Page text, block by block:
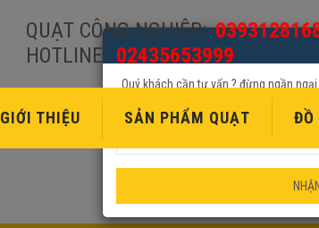
QUẠT CÔNG NGHIỆP:
HOTLINE: 02435653999
GIỚI THIỆU SẢN PHẨM QUẠT ĐỒ
Quý khách cần tư vấn ? đừng ngần